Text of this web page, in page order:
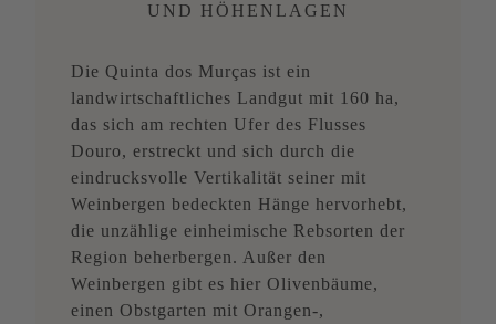
UND HÖHENLAGEN
Die Quinta dos Murças ist ein
landwirtschaftliches Landgut mit 160 ha,
das sich am rechten Ufer des Flusses
Douro, erstreckt und sich durch die
eindrucksvolle Vertikalität seiner mit
Weinbergen bedeckten Hänge hervorhebt,
die unzählige einheimische Rebsorten der
Region beherbergen. Außer den
Weinbergen gibt es hier Olivenbäume,
einen Obstgarten mit Orangen-,